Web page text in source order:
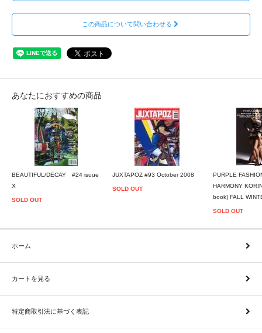
この商品について問い合わせる
あなたにおすすめの商品
BEAUTIFUL/DECAY #24 isuue
X
SOLD OUT
JUXTAPOZ #93 October 2008
SOLD OUT
PURPLE
HARMONY
book) FALL
SOLD OUT
ホーム
カートを見る
特定商取引法に基づく表記